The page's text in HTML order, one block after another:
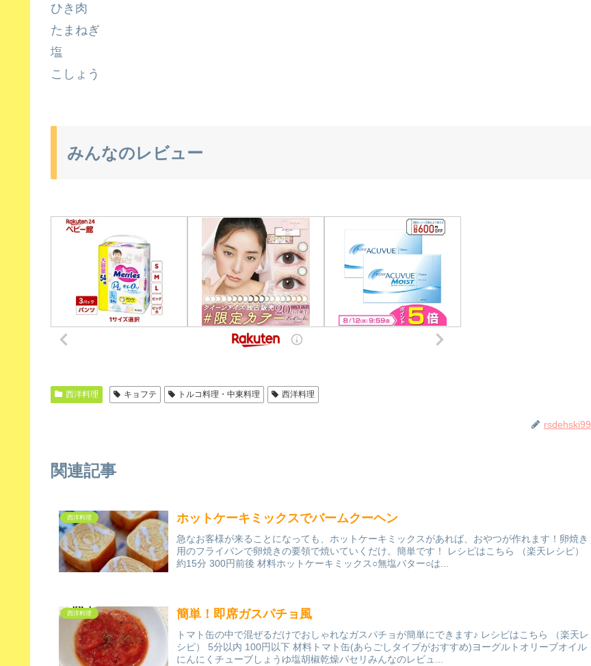
ひき肉
たまねぎ
塩
こしょう
みんなのレビュー
西洋料理 キョフテ トルコ料理・中東料理 西洋料理
rsdehski99
関連記事
西洋料理 ホットケーキミックスでバームクーヘン
急なお客様が来ることになっても、ホットケーキミックスがあれば、おやつが作れます！卵焼き
用のフライパンで卵焼きの要領で焼いていくだけ。簡単です！ レシピはこちら （楽天レシピ）
約15分 300円前後 材料ホットケーキミックス○無塩バター○は...
西洋料理 簡単！即席ガスパチョ風
トマト缶の中で混ぜるだけでおしゃれなガスパチョが簡単にできます♪ レシピはこちら （楽天レ
シピ） 5分以内 100円以下 材料トマト缶(あらごしタイプがおすすめ)ヨーグルトオリーブオイル
にんにくチューブしょうゆ塩胡椒乾燥パセリみんなのレビュ...